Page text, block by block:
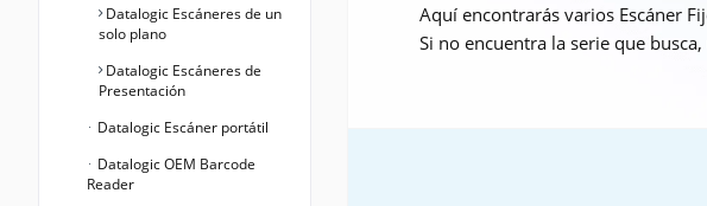
Datalogic Escáneres de un
solo plano
Datalogic Escáneres de
Presentación
Datalogic Escáner portátil
Datalogic OEM Barcode
Reader
Aquí encontrarás varios Escáner
Si no encuentra la serie que